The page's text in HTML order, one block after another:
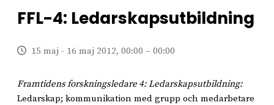
FFL-4: Ledarskapsutbildning
15 maj - 16 maj 2012, 00:00 – 00:00
Framtidens forskningsledare 4: Ledarskapsutbildning:
Ledarskap; kommunikation med grupp och medarbetare